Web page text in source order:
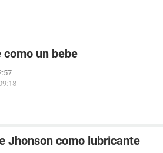
un bebe
Jhonson como lubricante